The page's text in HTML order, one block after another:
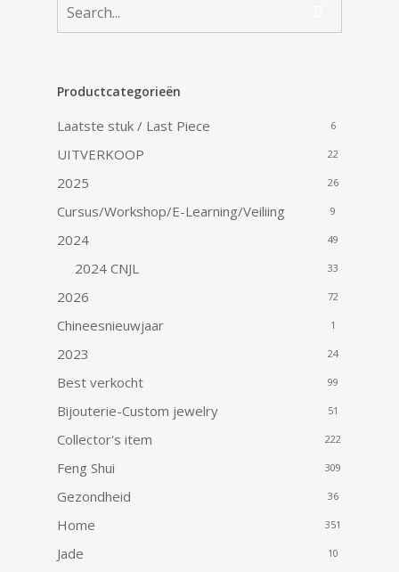
Productcategorieën
Laatste stuk / Last Piece 6
UITVERKOOP 22
2025 26
Cursus/Workshop/E-Learning/Veiliing 9
2024 49
2024 CNJL 33
2026 72
Chineesnieuwjaar 1
2023 24
Best verkocht 99
Bijouterie-Custom jewelry 51
Collector's item 222
Feng Shui 309
Gezondheid 36
Home 351
Jade 10